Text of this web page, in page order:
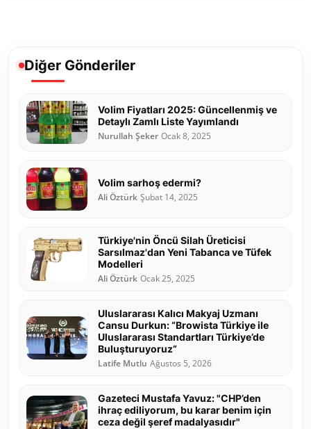
Diğer Gönderiler
Volim Fiyatları 2025: Güncellenmiş ve
Detaylı Zamlı Liste Yayımlandı
Nurullah Şeker Ocak 8, 2025
Volim sarhoş edermi?
Ali Öztürk Şubat 14, 2025
Türkiye'nin Öncü Silah Üreticisi
Sarsılmaz'dan Yeni Tabanca ve Tüfek
Modelleri
Ali Öztürk Ocak 25, 2025
Uluslararası Kalıcı Makyaj Uzmanı
Cansu Durkun: “Browista Türkiye ile
Uluslararası Standartları Türkiye’de
Buluşturuyoruz”
Latife Mutlu Ağustos 5, 2026
Gazeteci Mustafa Yavuz: "CHP’den
ihraç ediliyorum, bu karar benim için
ceza değil şeref madalyasıdır"